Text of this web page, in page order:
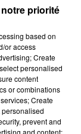
situation
est toujours
priorité
based on
or access
Create
personalised
content
or combinations
Create
prevent and
and content;